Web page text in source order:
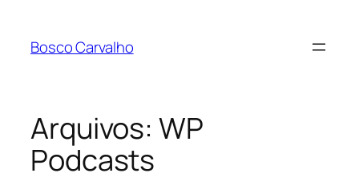
Bosco Carvalho
Arquivos: WP
Podcasts